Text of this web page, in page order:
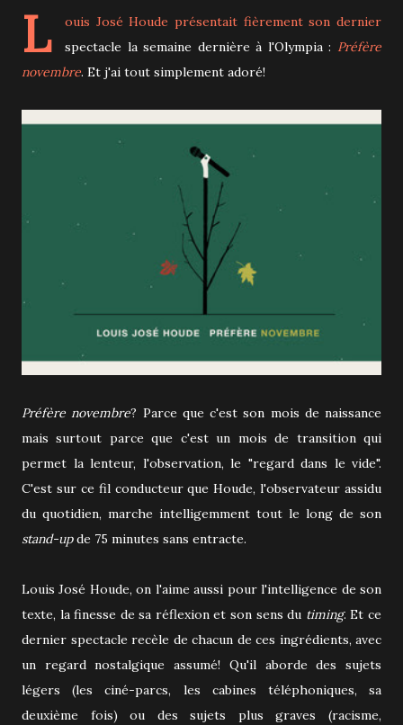
L
ouis José Houde présentait fièrement son dernier
spectacle la semaine dernière à l'Olympia : Préfère
novembre. Et j'ai tout simplement adoré!
Préfère novembre? Parce que c'est son mois de naissance
mais surtout parce que c'est un mois de transition qui
permet la lenteur, l'observation, le "regard dans le vide".
C'est sur ce fil conducteur que Houde, l'observateur assidu
du quotidien, marche intelligemment tout le long de son
stand-upde 75 minutes sans entracte.
Louis José Houde, on l'aime aussi pour l'intelligence de son
texte, la finesse de sa réflexion et son sens du timing. Et ce
dernier spectacle recèle de chacun de ces ingrédients, avec
un regard nostalgique assumé! Qu'il aborde des sujets
légers (les ciné-parcs, les cabines téléphoniques, sa
deuxième fois) ou des sujets plus graves (racisme,